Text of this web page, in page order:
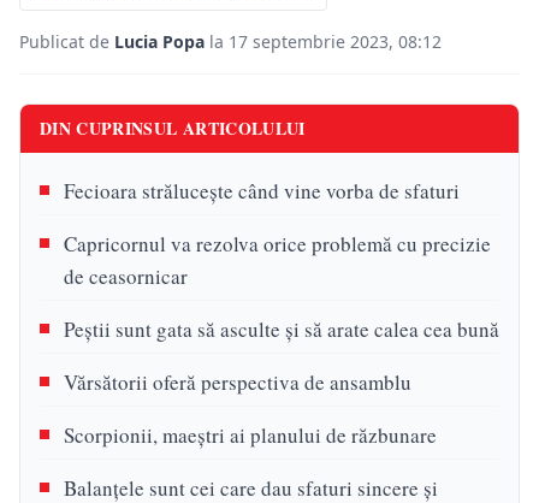
Publicat de Lucia Popa la 17 septembrie 2023, 08:12
DIN CUPRINSUL ARTICOLULUI
Fecioara strălucește când vine vorba de sfaturi
Capricornul va rezolva orice problemă cu precizie
de ceasornicar
Peștii sunt gata să asculte și să arate calea cea bună
Vărsătorii oferă perspectiva de ansamblu
Scorpionii, maeștri ai planului de răzbunare
Balanțele sunt cei care dau sfaturi sincere și